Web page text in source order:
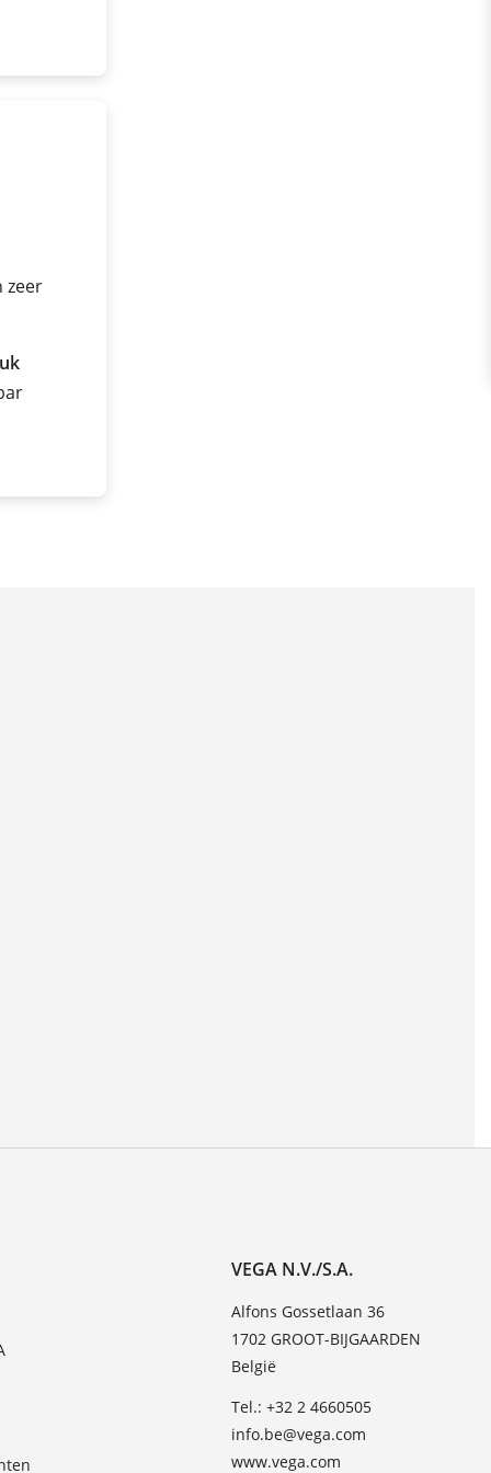
zeer
VEGA N.V./S.A.
Alfons Gossetlaan 36
1702 GROOT-BIJGAARDEN
België
Tel.: +32 2 4660505
info.be@vega.com
www.vega.com